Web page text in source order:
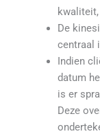
De
centraal
Indien
datum
is er
Deze